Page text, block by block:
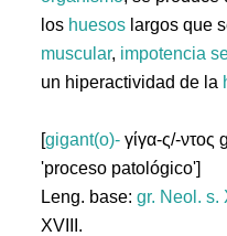
los huesos largos que
muscular, impotencia
un hiperactividad de la
[gigant(o)- γίγα-ς/-
'proceso patológico']
Leng. base:gr. Neol. s.
XVIII.